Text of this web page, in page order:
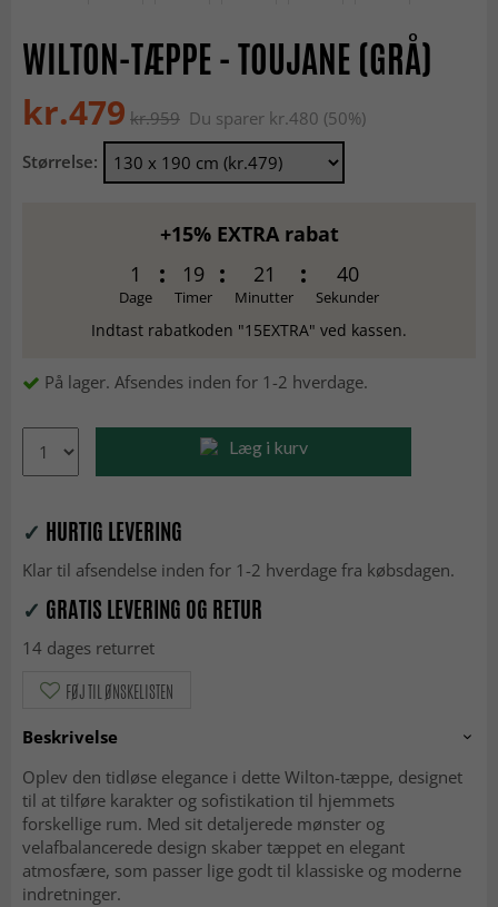
WILTON-TÆPPE - TOUJANE (GRÅ)
kr.479 kr.959 Du sparer kr.480 (50%)
Størrelse:
+15% EXTRA rabat
1
Dage
19
Timer
21
Minutter
39
Sekunder
Indtast rabatkoden "15EXTRA" ved kassen.
På lager. Afsendes inden for 1-2 hverdage.
Læg i kurv
✓ HURTIG LEVERING
Klar til afsendelse inden for 1-2 hverdage fra købsdagen.
✓ GRATIS LEVERING OG RETUR
14 dages returret
FØJ TIL ØNSKELISTEN
Beskrivelse
Oplev den tidløse elegance i dette Wilton-tæppe, designet
til at tilføre karakter og sofistikation til hjemmets
forskellige rum. Med sit detaljerede mønster og
velafbalancerede design skaber tæppet en elegant
atmosfære, som passer lige godt til klassiske og moderne
indretninger.